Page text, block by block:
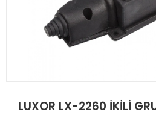
LUXOR LX-2260 İKİLİ